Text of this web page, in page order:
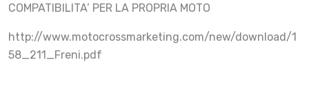
COMPATIBILITA’ PER LA PROPRIA MOTO
http://www.motocrossmarketing.com/new/download/1
58_211_Freni.pdf